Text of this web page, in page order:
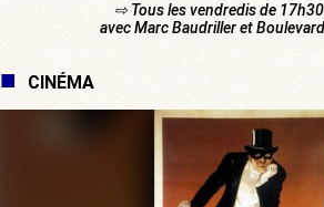
⇨ Tous les vendredis de
avec Marc Baudriller et
CINÉMA